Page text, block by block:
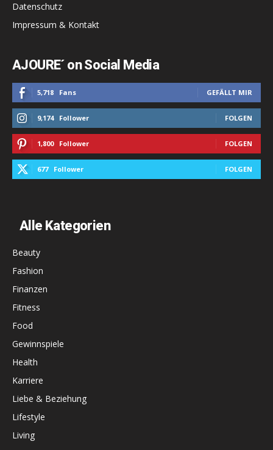
Datenschutz
Impressum & Kontakt
AJOURE´ on Social Media
5,718 Fans GEFÄLLT MIR
9,174 Follower FOLGEN
1,800 Follower FOLGEN
677 Follower FOLGEN
Alle Kategorien
Beauty
Fashion
Finanzen
Fitness
Food
Gewinnspiele
Health
Karriere
Liebe & Beziehung
Lifestyle
Living